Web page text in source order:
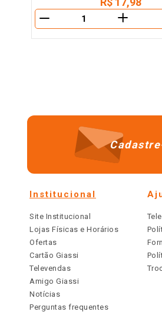
＋
Institucional
Site Institucional
Lojas Físicas e Horários
Ofertas
Cartão Giassi
Televendas
Amigo Giassi
Notícias
Perguntas frequentes